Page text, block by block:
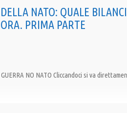
NATO: QUALE
PRIMA PARTE
NO NATO Cliccandoci si va